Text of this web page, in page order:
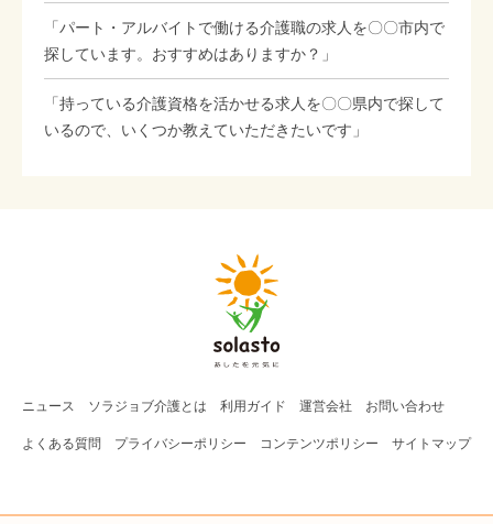
「パート・アルバイトで働ける介護職の求人を〇〇市内で
探しています。おすすめはありますか？」
「持っている介護資格を活かせる求人を〇〇県内で探して
いるので、いくつか教えていただきたいです」
ニュース ソラジョブ介護とは 利用ガイド 運営会社 お問い合わせ
よくある質問 プライバシーポリシー コンテンツポリシー サイトマップ